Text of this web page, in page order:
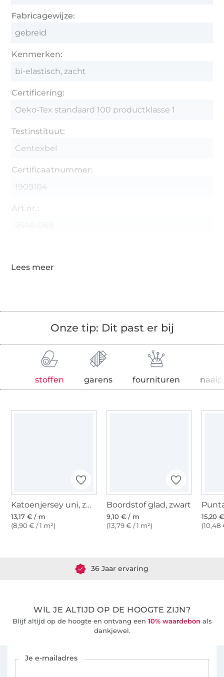
Fabricagewijze:
gebreid
Kenmerken:
bi-elastisch, zacht
Certificering:
Oeko-Tex standaard 100 productklasse 1
Testinstituut:
Centexbel
Certificaatnummer:
1909104
Art.nr.:
Onze tip: Dit past er bij
stoffen garens fournituren
Katoenjersey uni, zwart
13,17 € / m
(8,90 € / 1 m²)
Boordstof glad, zwart
9,10 € / m
(13,79 € / 1 m²)
15,20
(10,48
36 Jaar ervaring
WIL JE ALTIJD OP DE HOOGTE ZIJN?
Blijf altijd op de hoogte en ontvang een 10% waardebon als
dankjewel.
Je e-mailadres